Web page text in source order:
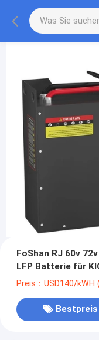
FoShan RJ 60v
LFP Batterie für
UN38.3 UL
Preis：USD140/kWH
Bestpreis